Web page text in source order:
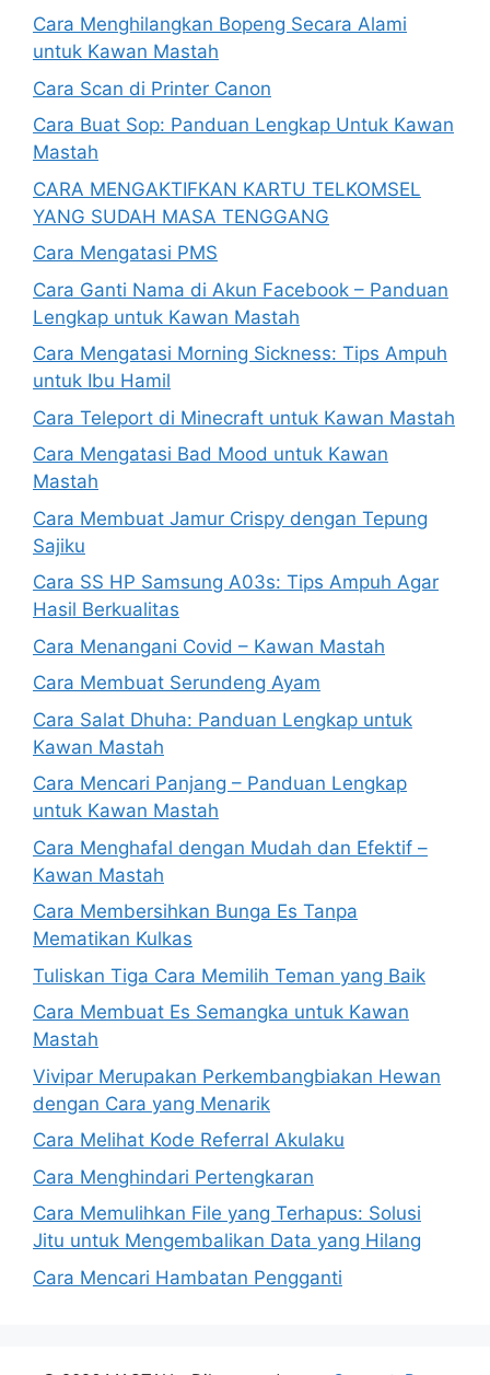
Cara Menghilangkan Bopeng Secara Alami
untuk Kawan Mastah
Cara Scan di Printer Canon
Cara Buat Sop: Panduan Lengkap Untuk Kawan
Mastah
CARA MENGAKTIFKAN KARTU TELKOMSEL
YANG SUDAH MASA TENGGANG
Cara Mengatasi PMS
Cara Ganti Nama di Akun Facebook – Panduan
Lengkap untuk Kawan Mastah
Cara Mengatasi Morning Sickness: Tips Ampuh
untuk Ibu Hamil
Cara Teleport di Minecraft untuk Kawan Mastah
Cara Mengatasi Bad Mood untuk Kawan
Mastah
Cara Membuat Jamur Crispy dengan Tepung
Sajiku
Cara SS HP Samsung A03s: Tips Ampuh Agar
Hasil Berkualitas
Cara Menangani Covid – Kawan Mastah
Cara Membuat Serundeng Ayam
Cara Salat Dhuha: Panduan Lengkap untuk
Kawan Mastah
Cara Mencari Panjang – Panduan Lengkap
untuk Kawan Mastah
Cara Menghafal dengan Mudah dan Efektif –
Kawan Mastah
Cara Membersihkan Bunga Es Tanpa
Mematikan Kulkas
Tuliskan Tiga Cara Memilih Teman yang Baik
Cara Membuat Es Semangka untuk Kawan
Mastah
Vivipar Merupakan Perkembangbiakan Hewan
dengan Cara yang Menarik
Cara Melihat Kode Referral Akulaku
Cara Menghindari Pertengkaran
Cara Memulihkan File yang Terhapus: Solusi
Jitu untuk Mengembalikan Data yang Hilang
Cara Mencari Hambatan Pengganti